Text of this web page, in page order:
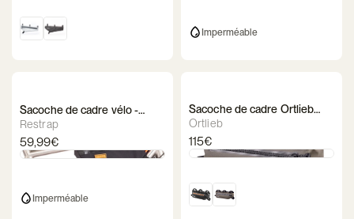
Imperméable
Sacoche de cadre vélo -
Restrap Frame Bag
Restrap
59,99€
Imperméable
Sacoche de cadre Ortlieb
Frame-Pack Toptube
Ortlieb
115€